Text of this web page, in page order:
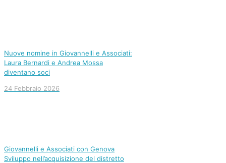
Nuove nomine in Giovannelli e Associati:
Laura Bernardi e Andrea Mossa
diventano soci
24 Febbraio 2026
Giovannelli e Associati con Genova
Sviluppo nell’acquisizione del distretto